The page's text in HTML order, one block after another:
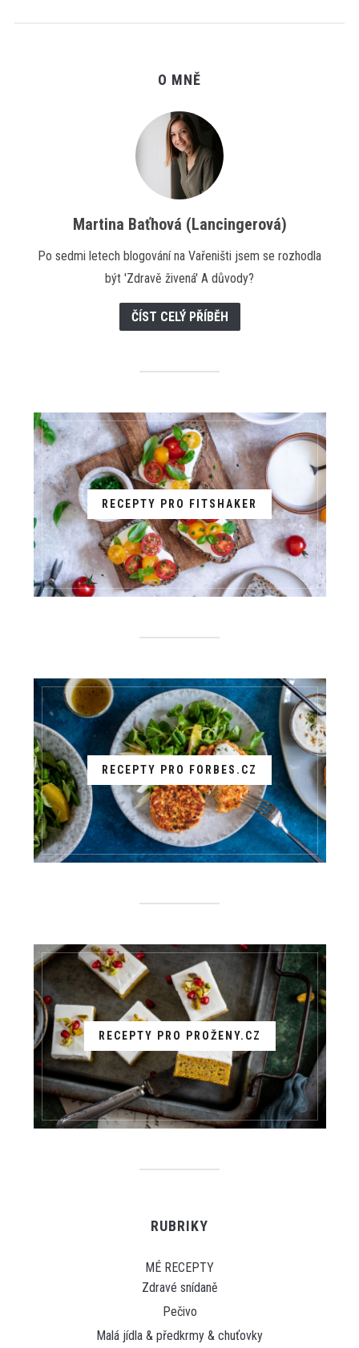
O MNĚ
Martina Baťhová (Lancingerová)
Po sedmi letech blogování na Vařeništi jsem se rozhodla
být 'Zdravě živená' A důvody?
ČÍST CELÝ PŘÍBĚH
RECEPTY PRO FITSHAKER
RECEPTY PRO FORBES.CZ
RECEPTY PRO PROŽENY.CZ
RUBRIKY
MÉ RECEPTY
Zdravé snídaně
Pečivo
Malá jídla & předkrmy & chuťovky